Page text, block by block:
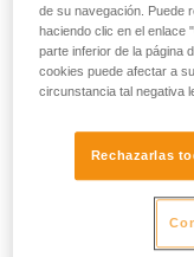
de su navegación. Puede
haciendo clic en el enlace
parte inferior de la página
cookies puede afectar a
circunstancia tal negativa
Rechazarlas